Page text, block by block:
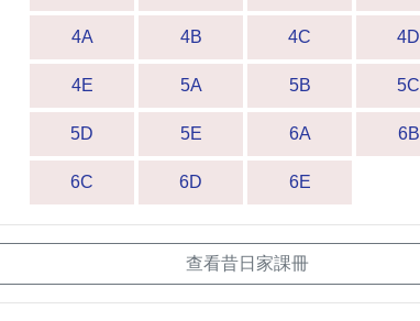
4A 4B 4C 4D
4E 5A 5B 5C
5D 5E 6A 6B
6C 6D 6E
查看昔日家課冊